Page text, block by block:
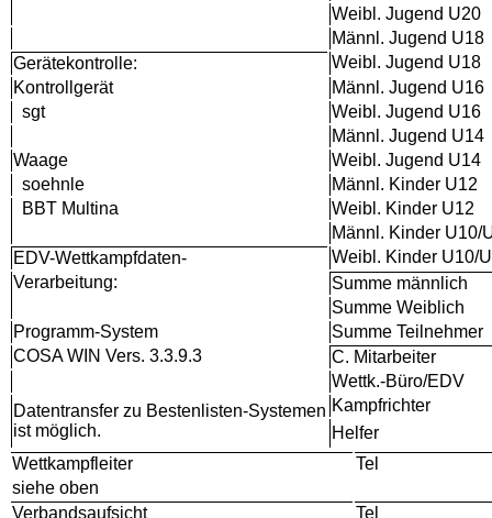
Weibl. Jugend U20
Männl. Jugend U18
Gerätekontrolle:
Weibl. Jugend U18
Kontrollgerät
Männl. Jugend U16
sgt
Weibl. Jugend U16
Männl. Jugend U14
Waage
Weibl. Jugend U14
soehnle
Männl. Kinder U12
BBT Multina
Weibl. Kinder U12
Männl. Kinder U10/
EDV-Wettkampfdaten-
Weibl. Kinder U10/
Verarbeitung:
Summe männlich
Summe Weiblich
Programm-System
Summe Teilnehmer
COSA WIN Vers. 3.3.9.3
C. Mitarbeiter
Wettk.-Büro/EDV
Datentransfer zu Bestenlisten-Systemen
ist möglich.
Kampfrichter
Helfer
Wettkampfleiter
Tel
siehe oben
Verbandsaufsicht
Tel